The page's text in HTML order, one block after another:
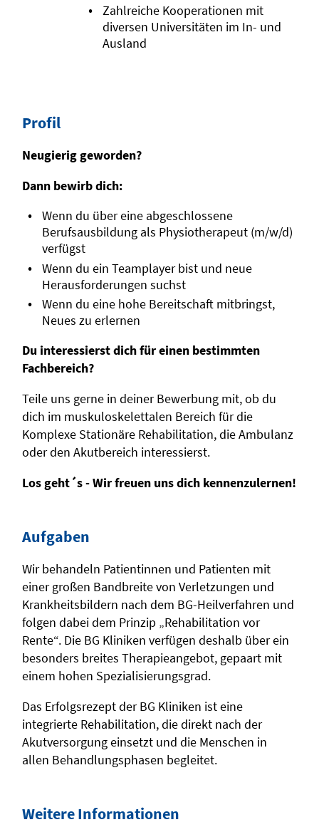
Zahlreiche Kooperationen mit
diversen Universitäten im In- und
Ausland
Profil
Neugierig geworden?
Dann bewirb dich:
Wenn du über eine abgeschlossene
Berufsausbildung als Physiotherapeut (m/w/d)
verfügst
Wenn du ein Teamplayer bist und neue
Herausforderungen suchst
Wenn du eine hohe Bereitschaft mitbringst,
Neues zu erlernen
Du interessierst dich für einen bestimmten
Fachbereich?
Teile uns gerne in deiner Bewerbung mit, ob du
dich im muskuloskelettalen Bereich für die
Komplexe Stationäre Rehabilitation, die Ambulanz
oder den Akutbereich interessierst.
Los geht´s - Wir freuen uns dich kennenzulernen!
Aufgaben
Wir behandeln Patientinnen und Patienten mit
einer großen Bandbreite von Verletzungen und
Krankheitsbildern nach dem BG-Heilverfahren und
folgen dabei dem Prinzip „Rehabilitation vor
Rente“. Die BG Kliniken verfügen deshalb über ein
besonders breites Therapieangebot, gepaart mit
einem hohen Spezialisierungsgrad.
Das Erfolgsrezept der BG Kliniken ist eine
integrierte Rehabilitation, die direkt nach der
Akutversorgung einsetzt und die Menschen in
allen Behandlungsphasen begleitet.
Weitere Informationen